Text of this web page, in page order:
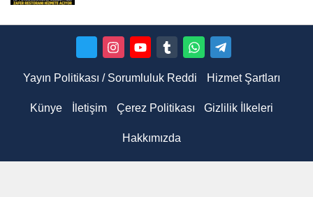
Yayın Politikası / Sorumluluk Reddi Hizmet Şartları
Künye İletişim Çerez Politikası Gizlilik İlkeleri
Hakkımızda